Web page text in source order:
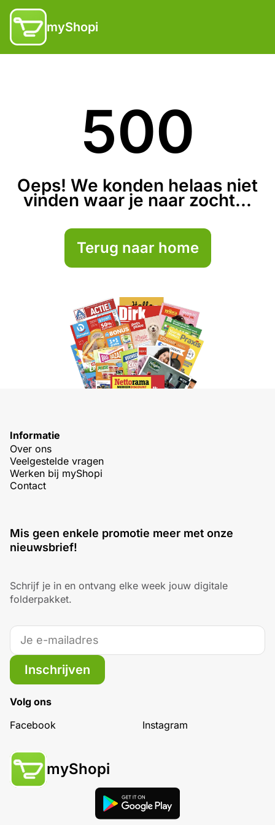
myShopi
500
Oeps! We konden helaas niet
vinden waar je naar zocht...
Terug naar home
Informatie
Over ons
Veelgestelde vragen
Werken bij myShopi
Contact
Mis geen enkele promotie meer met onze
nieuwsbrief!
Schrijf je in en ontvang elke week jouw digitale
folderpakket.
Inschrijven
Volg ons
Facebook
Instagram
myShopi